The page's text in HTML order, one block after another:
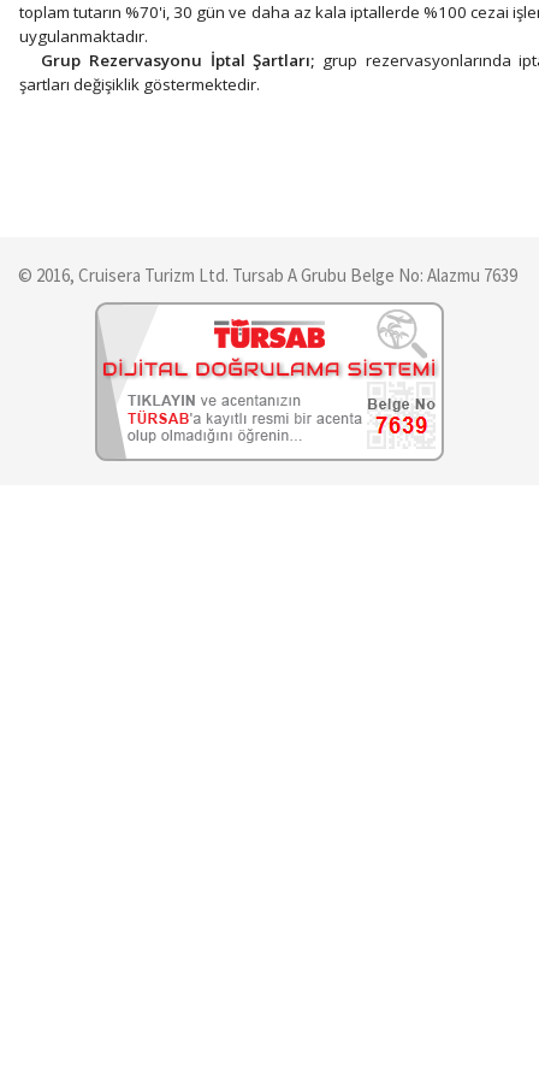
toplam tutarın %70'i, 30 gün ve daha az kala iptallerde %100 cezai
uygulanmaktadır.
Grup Rezervasyonu İptal Şartları; grup rezervasyonlarında
şartları değişiklik göstermektedir.
© 2016, Cruisera Turizm Ltd. Tursab A Grubu Belge No: Alazmu 7639